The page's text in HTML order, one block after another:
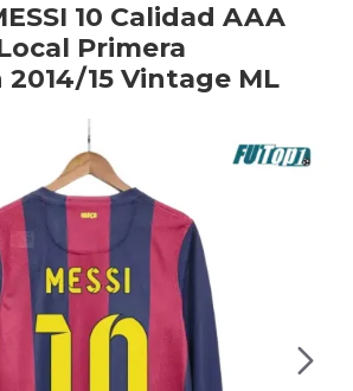
10 Calidad AAA
Primera
15 Vintage ML